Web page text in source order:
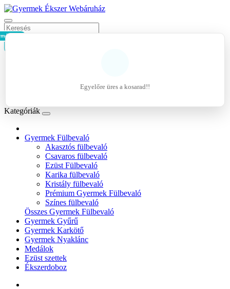
- 0Ft
Egyelőre üres a kosarad!!
Kategóriák
Gyermek Fülbevaló
Akasztós fülbevaló
Csavaros fülbevaló
Ezüst Fülbevaló
Karika fülbevaló
Kristály fülbevaló
Prémium Gyermek Fülbevaló
Színes fülbevaló
Összes Gyermek Fülbevaló
Gyermek Gyűrű
Gyermek Karkötő
Gyermek Nyaklánc
Medálok
Ezüst szettek
Ékszerdoboz